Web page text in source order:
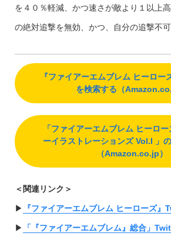
を４０％軽減、かつ速さが敵より１以上
の絶対追撃を無効、かつ、自分の追撃不可
『ファイアーエムブレム ヒーロー
を検索する（
「ファイアーエムブレム ヒーロ
ーイラストレーションズ Vol.I 」
（Amazon.co.jp）
＜関連リンク＞
▶︎ 『ファイアーエムブレム ヒーローズ』
▶︎ 「『ファイアーエムブレム』総合」